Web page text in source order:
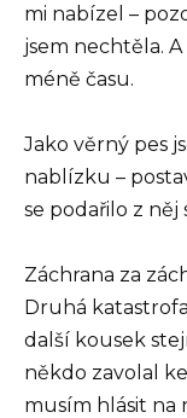
mi nabízel –
jsem nechtěla.
méně času.
Jako věrný pes
nablízku –
se podařilo z
Záchrana za
Druhá
další kousek
někdo zavolal
musím hlásit na